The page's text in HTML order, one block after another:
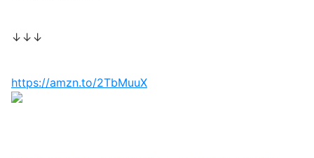
↓↓↓
https://amzn.to/2TbMuuX